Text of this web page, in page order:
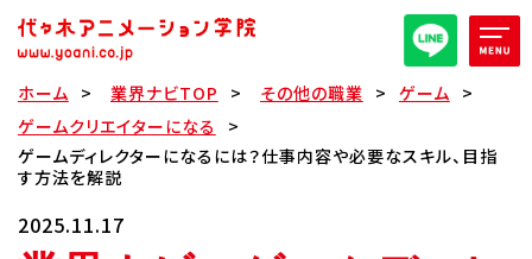
オープンキャンパス/イベント
パンフレット取り寄せ
ホーム 業界ナビTOP その他の職業
ゲーム
ゲームクリエイターになる
ゲームディレクターになるには？仕事内容や必要なスキル、目指
す方法を解説
2025.11.17